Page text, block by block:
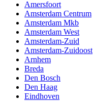
Amersfoort
Amsterdam Centrum
Amsterdam Mkb
Amsterdam West
Amsterdam-Zuid
Amsterdam-Zuidoost
Arnhem
Breda
Den Bosch
Den Haag
Eindhoven